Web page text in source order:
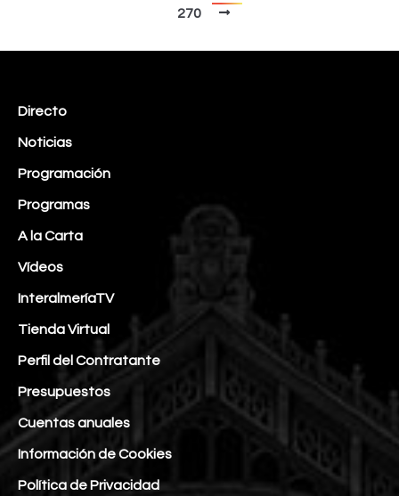
270
Directo
Noticias
Programación
Programas
A la Carta
Vídeos
InteralmeríaTV
Tienda Virtual
Perfil del Contratante
Presupuestos
Cuentas anuales
Información de Cookies
Política de Privacidad